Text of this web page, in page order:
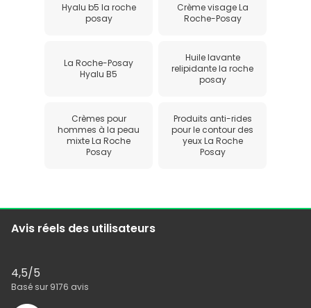
Hyalu b5 la roche
posay
Crème visage La
Roche-Posay
La Roche-Posay
Hyalu B5
Huile lavante
relipidante la roche
posay
Crèmes pour
hommes à la peau
mixte La Roche
Posay
Produits anti-rides
pour le contour des
yeux La Roche
Posay
Avis réels des utilisateurs
4,5/5
Basé sur 9176 avis